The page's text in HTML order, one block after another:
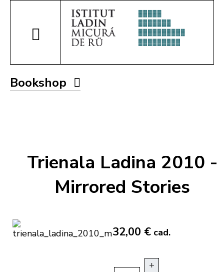
Bookshop
Trienala Ladina 2010 -
Mirrored Stories
32,00 € cad.
+